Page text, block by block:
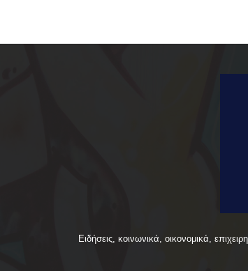
Ειδήσεις, κοινωνικά, οικονομικά,